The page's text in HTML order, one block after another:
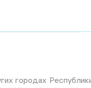
городах